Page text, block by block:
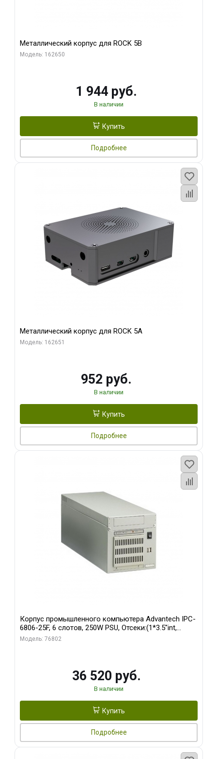
Металлический корпус для ROCK 5B
Модель: 162650
1 944 руб.
В наличии
Купить
Подробнее
Металлический корпус для ROCK 5A
Модель: 162651
952 руб.
В наличии
Купить
Подробнее
Корпус промышленного компьютера Advantech IPC-
6806-25F, 6 слотов, 250W PSU, Отсеки:(1*3.5"int,
1*3.5"ext)
Модель: 76802
36 520 руб.
В наличии
Купить
Подробнее